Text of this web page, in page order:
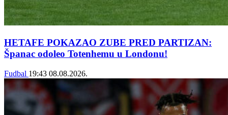
HETAFE POKAZAO ZUBE PRED PARTIZAN:
Španac odoleo Totenhemu u Londonu!
Fudbal 19:43 08.08.2026.